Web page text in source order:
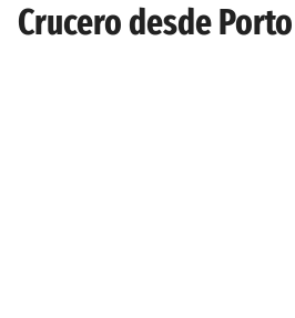
Crucero desde Porto